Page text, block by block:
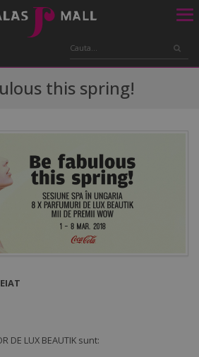
this spring!
DE LUX BEAUTIK sunt: